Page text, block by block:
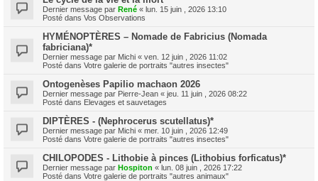
Dernier message par René « lun. 15 juin , 2026 13:10
Posté dans Vos Observations
HYMÉNOPTÈRES – Nomade de Fabricius (Nomada
fabriciana)*
Dernier message par Michi « ven. 12 juin , 2026 11:02
Posté dans Votre galerie de portraits "autres insectes"
Ontogenèses Papilio machaon 2026
Dernier message par Pierre-Jean « jeu. 11 juin , 2026 08:22
Posté dans Elevages et sauvetages
DIPTÈRES - (Nephrocerus scutellatus)*
Dernier message par Michi « mer. 10 juin , 2026 12:49
Posté dans Votre galerie de portraits "autres insectes"
CHILOPODES - Lithobie à pinces (Lithobius forficatus)*
Dernier message par Hospiton « lun. 08 juin , 2026 17:22
Posté dans Votre galerie de portraits "autres animaux"